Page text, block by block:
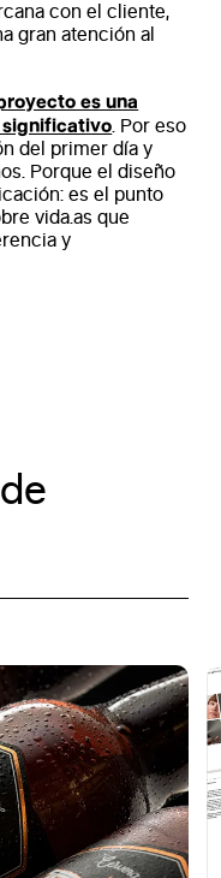
con el cliente,
gran atención al
es una
. Por eso
del primer día y
Porque el diseño
es el punto
vida.as que
y